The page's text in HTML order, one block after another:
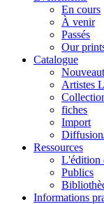
En cours
À venir
Passés
Our
Catalogue
Artistes
fiches
Import
Ressources
L'édition
Publics
Informations